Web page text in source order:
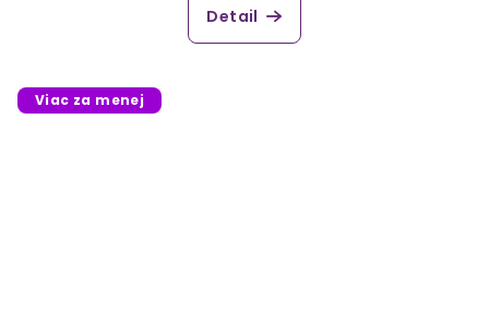
Detail
Viac za menej